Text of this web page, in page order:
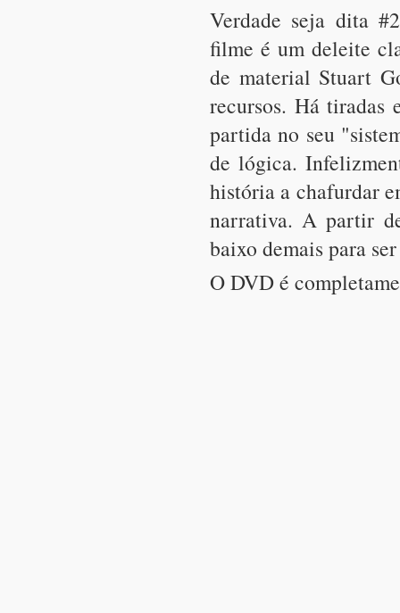
Verdade seja dita
filme é um deleite
de material Stuart
recursos. Há tiradas
partida no seu
de lógica.
história a chafurdar
narrativa. A partir
baixo demais para
O DVD é